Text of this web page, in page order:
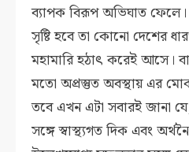
ব্যাপক বিরূপ অভিঘাত
সৃষ্টি হবে তা কোনো দেশের
মহামারি হঠাৎ করেই আসে।
মতো অপ্রস্তুত অবস্থায় এর
তবে এখন এটা সবারই জানা
সঙ্গে স্বাস্থ্যগত দিক এবং